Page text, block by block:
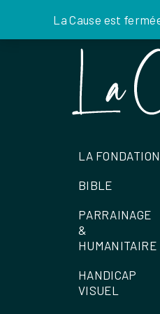
La Cause est
LA FONDATION
BIBLE
PARRAINAGE
&
HUMANITAIRE
HANDICAP
VISUEL